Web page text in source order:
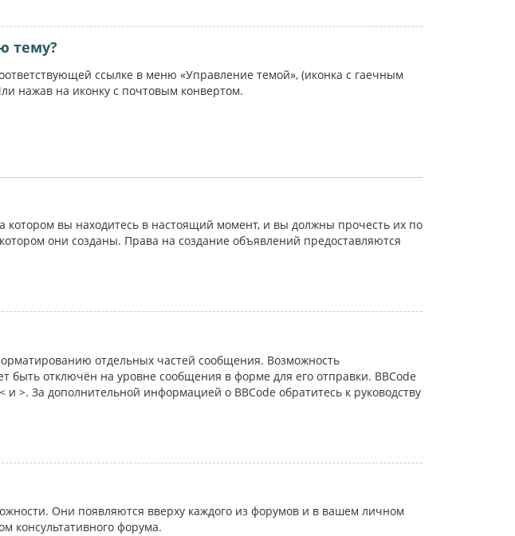
тему?
ссылке в меню «Управление темой», (иконка с гаечным
нажав на иконку с почтовым конвертом.
вы находитесь в настоящий момент, и вы должны прочесть их по
они созданы. Права на создание объявлений предоставляются
отдельных частей сообщения. Возможность
быть отключён на уровне сообщения в форме для его отправки. BBCode
>. За дополнительной информацией о BBCode обратитесь к руководству
Они появляются вверху каждого из форумов и в вашем личном
консультативного форума.